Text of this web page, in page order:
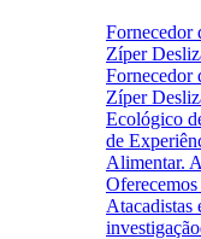
Fornecedor
Zíper
Fornecedor
Zíper
Ecológico
de
Alimentar.
Atacadistas
investigação